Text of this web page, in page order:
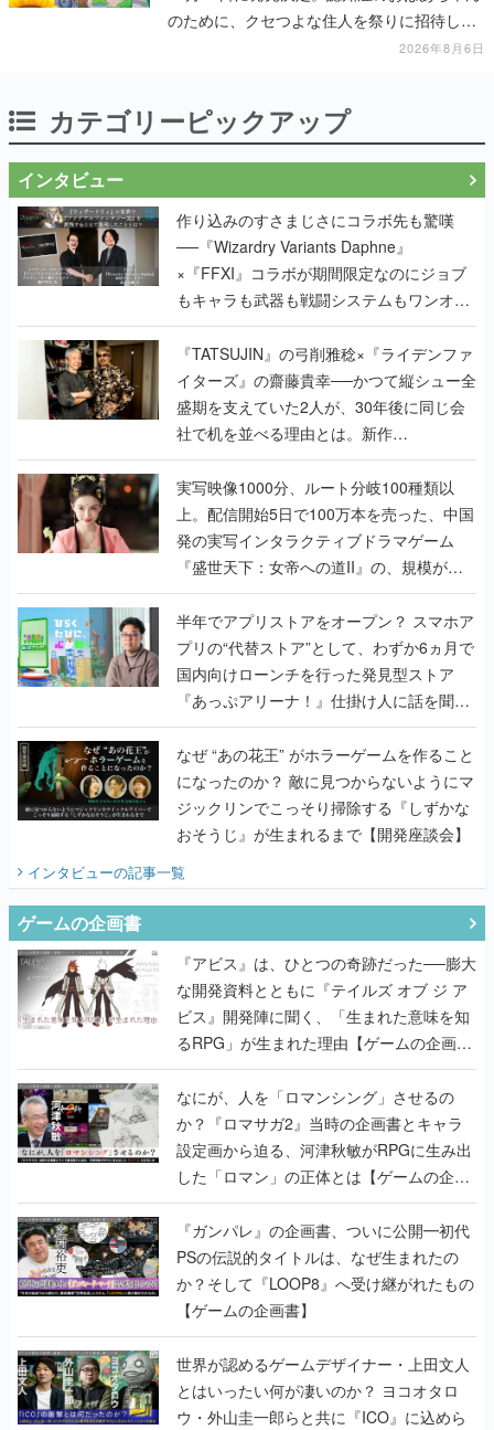
のために、クセつよな住人を祭りに招待して
2026年8月6日
カテゴリーピックアップ
インタビュー
作り込みのすさまじさにコラボ先も驚嘆
──『Wizardry Variants Daphne』
×『FFXI』コラボが期間限定なのにジョブ
もキャラも武器も戦闘システムもワンオフ
で作り込まれた理由を両ディレクターに聞
く
『TATSUJIN』の弓削雅稔×『ライデンファ
イターズ』の齋藤貴幸──かつて縦シュー全
盛期を支えていた2人が、30年後に同じ会
社で机を並べる理由とは。新作
『TATSUJIN EXTREME』で初タッグを組
んだレジェンド2人に訊く開発秘話
実写映像1000分、ルート分岐100種類以
上。配信開始5日で100万本を売った、中国
発の実写インタラクティブドラマゲーム
『盛世天下：女帝への道II』の、規模が違
うこだわりをプロデューサーに聞いた
半年でアプリストアをオープン？ スマホア
プリの“代替ストア”として、わずか6ヵ月で
国内向けローンチを行った発見型ストア
『あっぷアリーナ！』仕掛け人に話を聞い
てみた
なぜ “あの花王” がホラーゲームを作ること
になったのか？ 敵に見つからないようにマ
ジックリンでこっそり掃除する『しずかな
おそうじ』が生まれるまで【開発座談会】
インタビューの記事一覧
ゲームの企画書
『アビス』は、ひとつの奇跡だった──膨大
な開発資料とともに『テイルズ オブ ジ ア
ビス』開発陣に聞く、「生まれた意味を知
るRPG」が生まれた理由【ゲームの企画
書】
なにが、人を「ロマンシング」させるの
か？『ロマサガ2』当時の企画書とキャラ
設定画から迫る、河津秋敏がRPGに生み出
した「ロマン」の正体とは【ゲームの企画
書】
『ガンパレ』の企画書、ついに公開━初代
PSの伝説的タイトルは、なぜ生まれたの
か？そして『LOOP8』へ受け継がれたもの
【ゲームの企画書】
世界が認めるゲームデザイナー・上田文人
とはいったい何が凄いのか？ ヨコオタロ
ウ・外山圭一郎らと共に『ICO』に込めら